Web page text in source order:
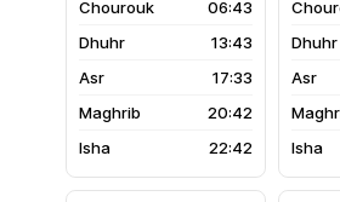
06:43
13:43
17:33
20:42
22:42